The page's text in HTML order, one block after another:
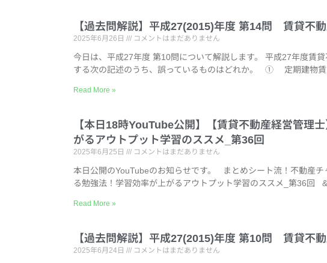
【過去問解説】平成27(2015)年度 第14問 賃貸不
2025年6月26日 コメントはまだありません
今日は、平成27年度 第10問について解説します。 平成27年度賃
する次の記述のうち、誤っているものはどれか。 ① 定期建物賃
Read More »
【本日18時YouTube公開】【賃貸不動産経営管理
がるアウトプット学習のススメ_第36回
2025年6月25日 コメントはまだありません
本日公開のYouTubeのお知らせです。 まとめシート流！不動産
る勉強法！学習効率が上がるアウトプット学習のススメ_第36回
Read More »
【過去問解説】平成27(2015)年度 第10問 賃貸不
2025年6月24日 コメントはまだありません